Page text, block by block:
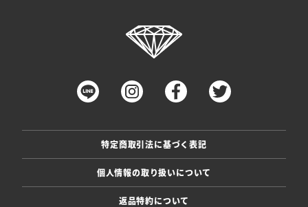
特定商取引法に基づく表記
個人情報の取り扱いについて
返品特約について